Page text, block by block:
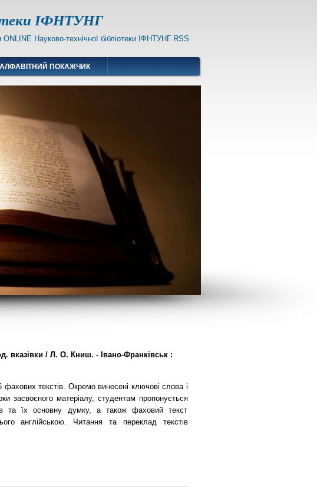
ІФНТУНГ
АЛФАВІТНИЙ ПОКАЖЧИК
вказівки / Л. О. Книш. - Івано-Франківськ :
фахових текстів. Окремо винесені ключові слова і
засвоєного матеріалу, студентам пропонується
та їх основну думку, а також фаховий текст
англійською. Читання та переклад текстів